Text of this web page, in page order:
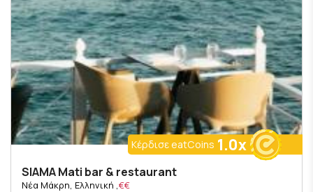
Κέρδισε eatCoins 1.0x
SIAMA Mati bar & restaurant
€€